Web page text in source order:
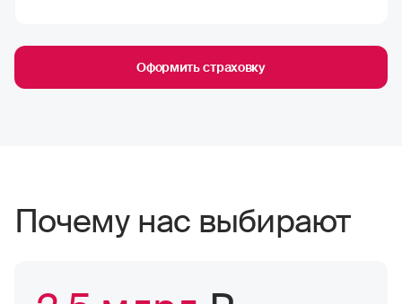
Оформить страховку
Почему нас выбирают